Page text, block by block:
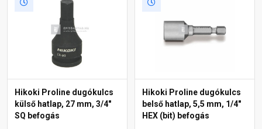
Hikoki Proline dugókulcs
külső hatlap, 27 mm, 3/4"
SQ befogás
Hikoki Proline dugókulcs
belső hatlap, 5,5 mm, 1/4"
HEX (bit) befogás